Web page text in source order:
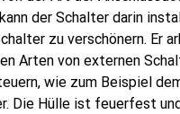
der Schalter darin
zu verschönern. Er
Arten von externen
wie zum Beispiel
Die Hülle ist feuerfest